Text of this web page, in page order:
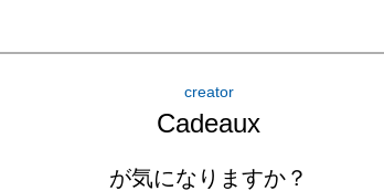
creator
Cadeaux
が気になりますか？